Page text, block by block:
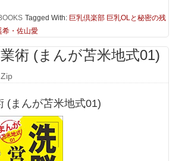
Tagged With: 巨乳倶楽部 巨乳OLと秘密の残
希・佐山愛
業術 (まんが苫米地式01)
(まんが苫米地式01)